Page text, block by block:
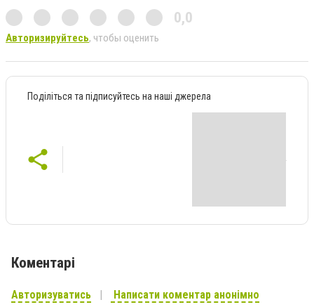
0,0
Авторизируйтесь, чтобы оценить
Поділіться та підписуйтесь на наші джерела
Коментарі
Авторизуватись Написати коментар анонімно